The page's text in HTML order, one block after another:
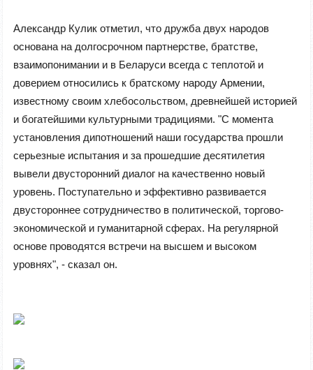
Александр Кулик отметил, что дружба двух народов
основана на долгосрочном партнерстве, братстве,
взаимопонимании и в Беларуси всегда с теплотой и
доверием относились к братскому народу Армении,
известному своим хлебосольством, древнейшей историей
и богатейшими культурными традициями. "С момента
установления дипотношений наши государства прошли
серьезные испытания и за прошедшие десятилетия
вывели двусторонний диалог на качественно новый
уровень. Поступательно и эффективно развивается
двустороннее сотрудничество в политической, торгово-
экономической и гуманитарной сферах. На регулярной
основе проводятся встречи на высшем и высоком
уровнях", - сказал он.